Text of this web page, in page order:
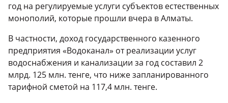
год на регулируемые услуги субъектов естественных
монополий, которые прошли вчера в Алматы.
В частности, доход государственного казенного
предприятия «Водоканал» от реализации услуг
водоснабжения и канализации за год составил 2
млрд. 125 млн. тенге, что ниже запланированного
тарифной сметой на 117,4 млн. тенге.